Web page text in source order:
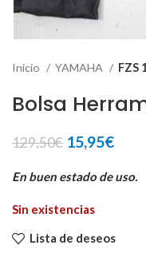
Inicio YAMAHA FZS
Bolsa
129,50€ El
original
129,50€.
15,95€El
actual
En buen estado de uso.
Sin existencias
Lista de deseos